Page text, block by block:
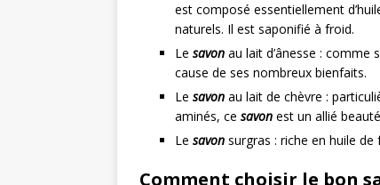
est composé essentiellement
naturels. Il est saponifié à froid.
Le savon au lait d’ânesse : comme
cause de ses nombreux bienfaits.
Le savon au lait de chèvre :
aminés, ce savon est un allié
Le savon surgras : riche en huile de
Comment choisir le bon